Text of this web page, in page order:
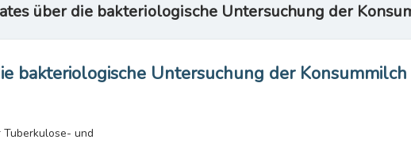
über die bakteriologische Untersuchung der
bakteriologische Untersuchung der Konsummilch
Tuberkulose- und